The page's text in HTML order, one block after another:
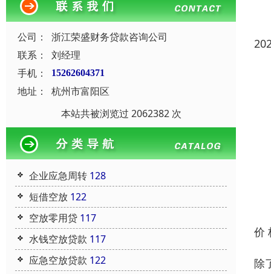
公司：
浙江荣盛财务贷款咨询公司
联系：
刘经理
手机：
15262604371
地址：
杭州市富阳区
本站共被浏览过 2062382 次
企业应急周转 128
短借空放 122
空放零用贷 117
水钱空放贷款 117
应急空放贷款 122
价
除